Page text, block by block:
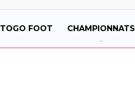
TOGO FOOT CHAMPIONNATS